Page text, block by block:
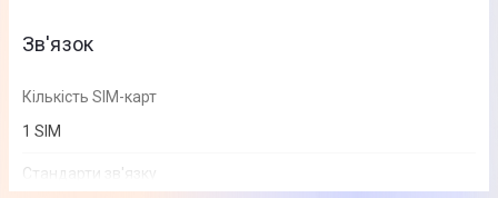
Зв'язок
Кількість SIM-карт
1 SIM
Стандарти зв'язку